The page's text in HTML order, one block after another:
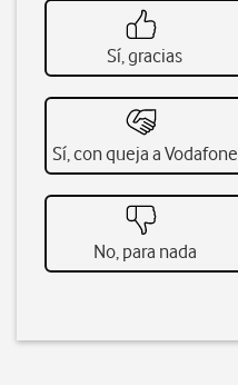
Sí, gracias
Sí, con queja a Vodafone
No, para nada